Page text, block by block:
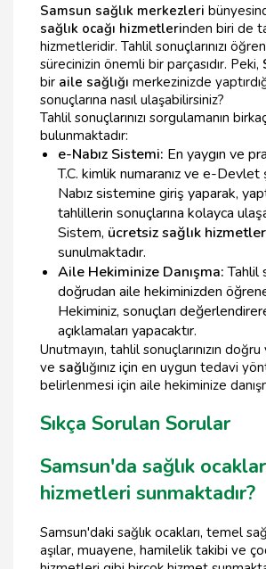
Samsun sağlık merkezleri
sağlık ocağı hizmetlerinden biri de
hizmetleridir. Tahlil sonuçlarınızı
sürecinizin önemli bir parçasıdır. Peki,
bir aile sağlığı merkezinizde
sonuçlarına nasıl ulaşabilirsiniz?
Tahlil sonuçlarınızı sorgulamanın
bulunmaktadır:
e-Nabız Sistemi: En yaygın ve
T.C. kimlik numaranız ve e-
Nabız sistemine giriş yaparak,
tahlillerin sonuçlarına kolayca
Sistem, ücretsiz sağlık
sunulmaktadır.
Aile Hekiminize Danışma:Tahlil
doğrudan aile hekiminizden
Hekiminiz, sonuçları
açıklamaları yapacaktır.
Unutmayın, tahlil sonuçlarınızın
ve sağlığınız için en uygun tedavi
belirlenmesi için aile hekiminize
Sıkça Sorulan Sorular
Samsun'da sağlık
hizmetleri sunmaktadır?
Samsun'daki sağlık ocakları, temel
aşılar, muayene, hamilelik takibi ve